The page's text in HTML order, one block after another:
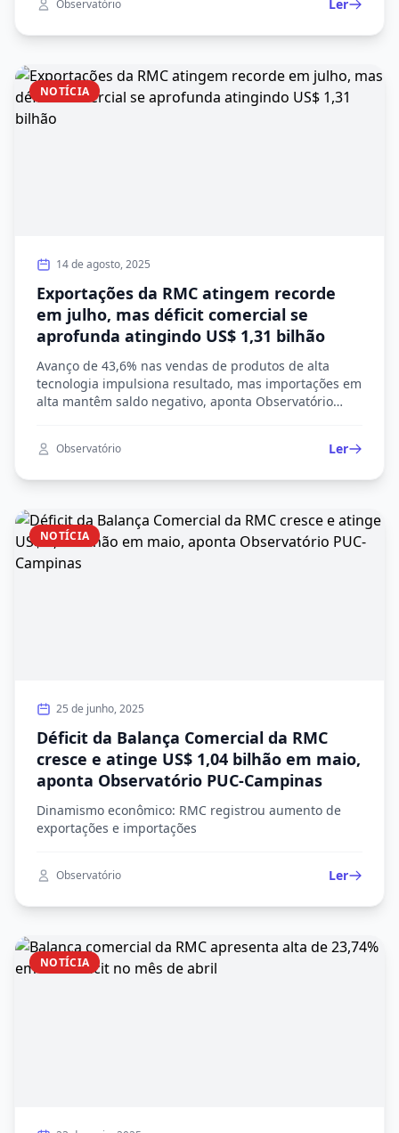
Observatório Ler
NOTÍCIA
14 de agosto, 2025
Exportações da RMC atingem recorde
em julho, mas déficit comercial se
aprofunda atingindo US$ 1,31 bilhão
Avanço de 43,6% nas vendas de produtos de alta
tecnologia impulsiona resultado, mas importações em
alta mantêm saldo negativo, aponta Observatório
Observatório Ler
NOTÍCIA
25 de junho, 2025
Déficit da Balança Comercial da RMC
cresce e atinge US$ 1,04 bilhão em maio,
aponta Observatório PUC-Campinas
Dinamismo econômico: RMC registrou aumento de
exportações e importações
Observatório Ler
NOTÍCIA